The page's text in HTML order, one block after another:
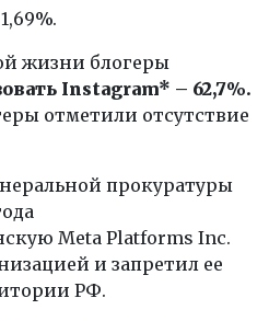
жизни блогеры
Instagram* – 62,7%.
отметили отсутствие
прокуратуры
Meta Platforms Inc.
и запретил ее
РФ.